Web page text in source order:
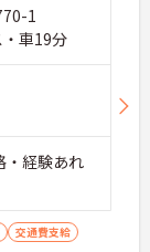
1
車19分
経験あれ
交通費支給